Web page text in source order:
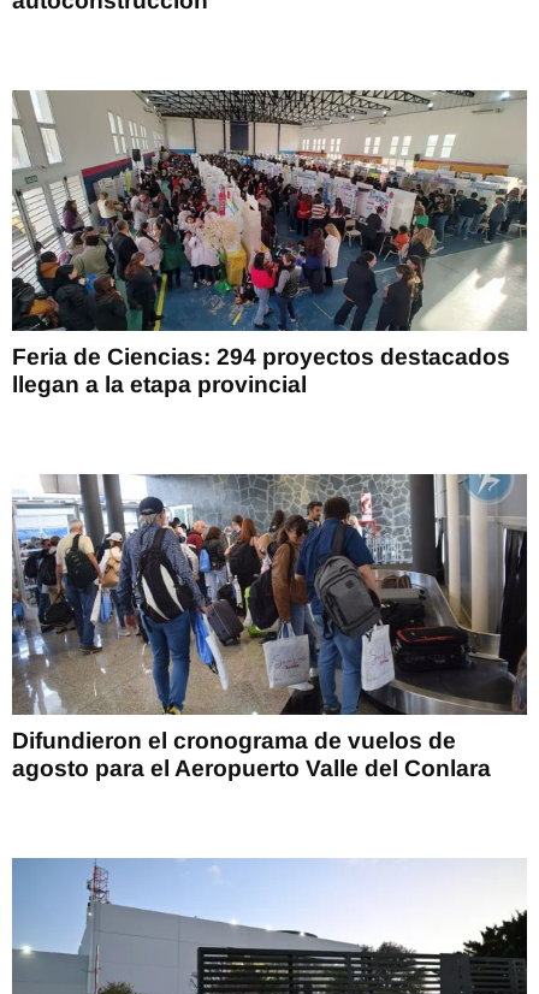
Feria de Ciencias: 294 proyectos destacados
llegan a la etapa provincial
Difundieron el cronograma de vuelos de
agosto para el Aeropuerto Valle del Conlara